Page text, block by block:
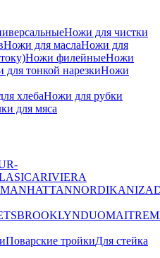
Ножи для чистки
Ножи для маслаНожи для
Ножи филейныеНожи
тонкой нарезкиНожи
хлебаНожи для рубки
для мяса
RIVIERA
MANHATTANNORDIKANIZA
BROOKLYNDUOMAITRE
Поварские тройкиДля стейка